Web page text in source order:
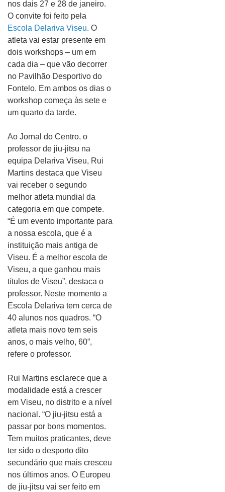
nos dais 27 e 28 de janeiro.
O convite foi feito pela
Escola Delariva Viseu. O
atleta vai estar presente em
dois workshops – um em
cada dia – que vão decorrer
no Pavilhão Desportivo do
Fontelo. Em ambos os dias o
workshop começa às sete e
um quarto da tarde.
Ao Jornal do Centro, o
professor de jiu-jitsu na
equipa Delariva Viseu, Rui
Martins destaca que Viseu
vai receber o segundo
melhor atleta mundial da
categoria em que compete.
“É um evento importante para
a nossa escola, que é a
instituição mais antiga de
Viseu. É a melhor escola de
Viseu, a que ganhou mais
títulos de Viseu”, destaca o
professor. Neste momento a
Escola Delariva tem cerca de
40 alunos nos quadros. “O
atleta mais novo tem seis
anos, o mais velho, 60”,
refere o professor.
Rui Martins esclarece que a
modalidade está a crescer
em Viseu, no distrito e a nível
nacional. “O jiu-jitsu está a
passar por bons momentos.
Tem muitos praticantes, deve
ter sido o desporto dito
secundário que mais cresceu
nos últimos anos. O Europeu
de jiu-jitsu vai ser feito em